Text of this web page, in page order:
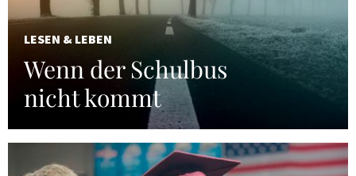
LESEN & LEBEN
Wenn der Schulbus
nicht kommt